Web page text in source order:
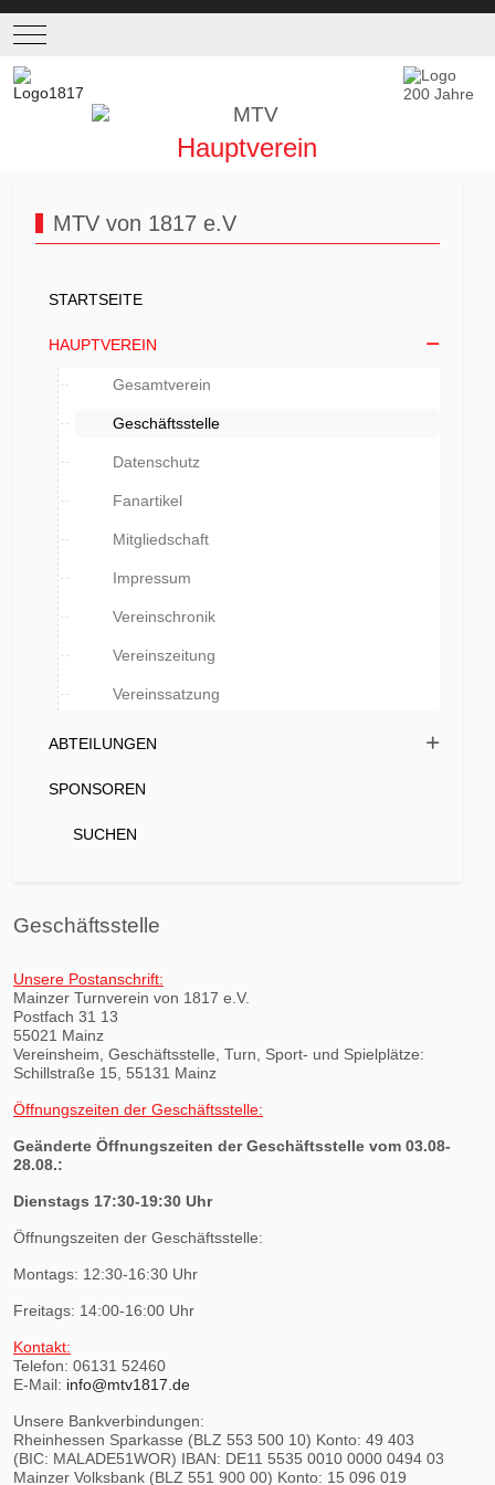
Mobile Menu Toggle
Hauptverein
MTV von 1817 e.V
STARTSEITE
HAUPTVEREIN
Gesamtverein
Geschäftsstelle
Datenschutz
Fanartikel
Mitgliedschaft
Impressum
Vereinschronik
Vereinszeitung
Vereinssatzung
ABTEILUNGEN
SPONSOREN
SUCHEN
Geschäftsstelle
Unsere Postanschrift:
Mainzer Turnverein von 1817 e.V.
Postfach 31 13
55021 Mainz
Vereinsheim, Geschäftsstelle, Turn, Sport- und Spielplätze:
Schillstraße 15, 55131 Mainz
Öffnungszeiten der Geschäftsstelle:
Geänderte Öffnungszeiten der Geschäftsstelle vom 03.08-
28.08.:
Dienstags 17:30-19:30 Uhr
Öffnungszeiten der Geschäftsstelle:
Montags: 12:30-16:30 Uhr
Freitags: 14:00-16:00 Uhr
Kontakt:
Telefon: 06131 52460
E-Mail: info@mtv1817.de
Unsere Bankverbindungen:
Rheinhessen Sparkasse (BLZ 553 500 10) Konto: 49 403
(BIC: MALADE51WOR) IBAN: DE11 5535 0010 0000 0494 03
Mainzer Volksbank (BLZ 551 900 00) Konto: 15 096 019